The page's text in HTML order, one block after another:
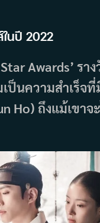
นปี 2022
Awards’ รา
ป็นความสำเร็จ
Ho) ถึงแม้เขาจ